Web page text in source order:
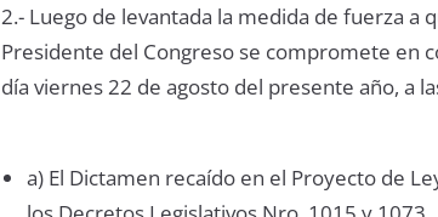
2.- Luego de levantada la medida de fuerza
Presidente del Congreso se compromete en
día viernes 22 de agosto del presente año, a
a) El Dictamen recaído en el Proyecto de